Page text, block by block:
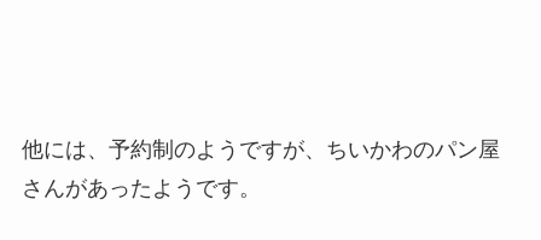
他には、予約制のようですが、ちいかわのパン屋
さんがあったようです。